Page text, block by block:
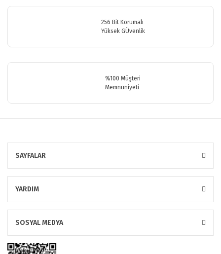
256 Bit Korumalı
Yüksek GÜvenlik
%100 Müşteri
Memnuniyeti
SAYFALAR
YARDIM
SOSYAL MEDYA